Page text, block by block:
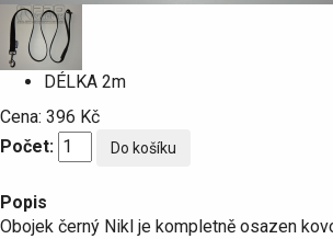
DÉLKA 2m
Cena: 396 Kč
Počet:
Popis
Obojek černý Nikl je kompletně osazen